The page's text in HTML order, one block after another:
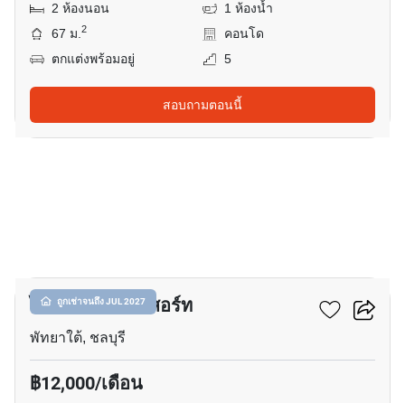
2 ห้องนอน
1 ห้องน้ำ
67 ม.2
คอนโด
ตกแต่งพร้อมอยู่
5
สอบถามตอนนี้
ถูกเช่าจนถึง JUL 2027
ไดมอนด์ สวีท รีสอร์ท
พัทยาใต้, ชลบุรี
฿12,000/เดือน